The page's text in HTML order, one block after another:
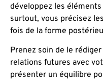
développez les
surtout, vous précisez
fois de la forme
Prenez soin de le
relations futures avec
présenter un équilibre